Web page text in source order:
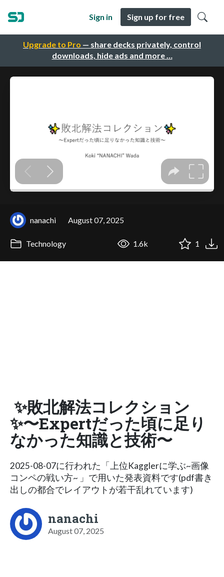
Upgrade to Pro — share decks privately, control
downloads, hide ads and more …
Sign in Sign up for free
nanachi August 07, 2025
Technology 1.6k 1
✨敗北解法コレクション
✨〜Expertだった頃に足り
なかった知識と技術〜
2025-08-07に行われた「上位Kagglerに学ぶ~画像
コンペの戦い方~ 」で用いた発表資料です(pdf書き
出しの都合でレイアウトが若干乱れています)
nanachi
August 07, 2025